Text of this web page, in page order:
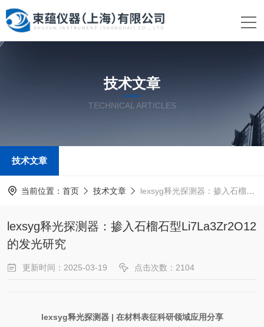
技术文章
TECHNICAL ARTICLES
技术文章
当前位置： 首页 技术文章 lexsyg释光探测器：掺入石榴石型Li7La3Zr2O12的发光研究
lexsyg释光探测器：掺入石榴石型Li7La3Zr2O12
的发光研究
更新时间：2025-03-19 点击次数：2104
lexsyg释光探测器 | 在材料表征科研领域应用分享